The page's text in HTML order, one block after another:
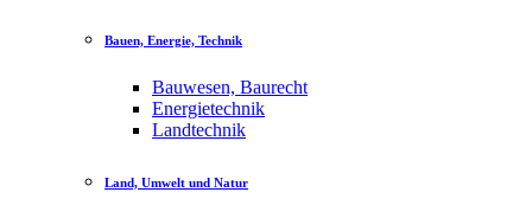
Bauen, Energie, Technik
Bauwesen, Baurecht
Energietechnik
Landtechnik
Land, Umwelt und Natur